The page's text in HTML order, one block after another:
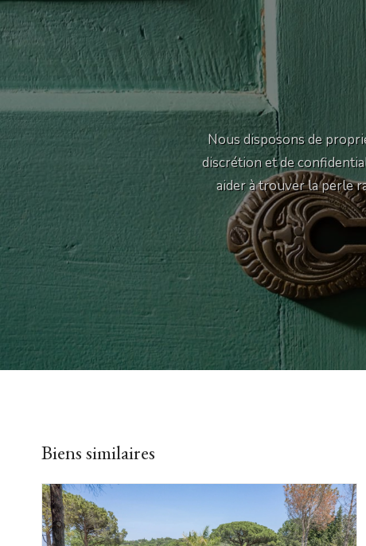
Nous disposons de
discrétion et de
aider à trouver la perle
Biens similaires